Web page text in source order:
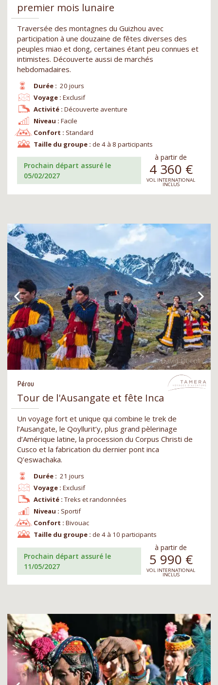
premier mois lunaire
Traversée des montagnes du Guizhou avec
participation à une douzaine de fêtes diverses des
peuples miao et dong, certaines étant peu connues et
intimistes. Découverte aussi de marchés
hebdomadaires.
Durée : 20 jours
Niveau : Facile
Voyage : Exclusif
Confort : Standard
Activité : Découverte aventure
Taille du groupe : de 4 à 8 participants
Prochain départ assuré le
05/02/2027
à partir de
4 360 €
VOL INTERNATIONAL
INCLUS
Pérou
Tour de l'Ausangate et fête Inca
Un voyage fort et unique qui combine le trek de
l’Ausangate, le Qoyllurit’y, plus grand pèlerinage
d’Amérique latine, la procession du Corpus Christi de
Cusco et la fabrication du dernier pont inca
Q’eswachaka.
Durée : 21 jours
Niveau : Sportif
Voyage : Exclusif
Confort : Bivouac
Activité : Treks et randonnées
Taille du groupe : de 4 à 10 participants
Prochain départ assuré le
11/05/2027
à partir de
5 990 €
VOL INTERNATIONAL
INCLUS